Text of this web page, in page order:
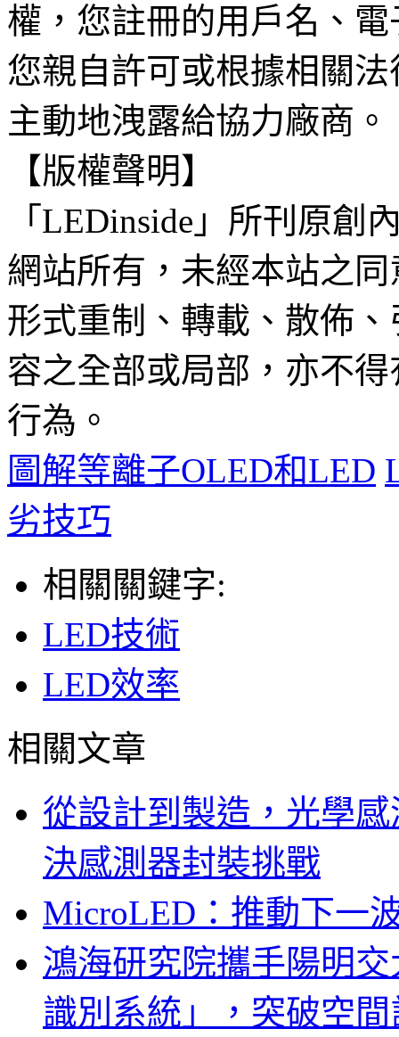
權，您註冊的用戶名、
您親自許可或根據相關
主動地洩露給協力廠商。
【版權聲明】
「LEDinside」所刊原創
網站所有，未經本站之
形式重制、轉載、散佈
容之全部或局部，亦不
行為。
圖解等離子OLED和LED
劣技巧
相關關鍵字:
LED技術
LED效率
相關文章
從設計到製造，光學
決感測器封裝挑戰
MicroLED：推動下一
鴻海研究院攜手陽明
識別系統」，突破空